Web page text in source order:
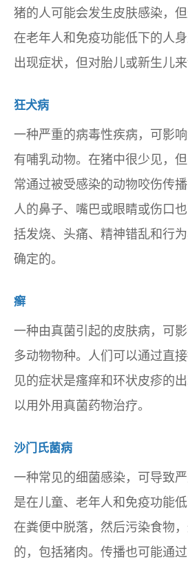
猪的人可能会发生皮肤感染，
在老年人和免疫功能低下的人
出现症状，但对胎儿或新生儿来
狂犬病
一种严重的病毒性疾病，可影
有哺乳动物。在猪中很少见，
常通过被受感染的动物咬伤传
人的鼻子、嘴巴或眼睛或伤口
括发烧、头痛、精神错乱和行
确定的。
癣
一种由真菌引起的皮肤病，可
多动物物种。人们可以通过直
见的症状是瘙痒和环状皮疹的
以用外用真菌药物治疗。
沙门氏菌病
一种常见的细菌感染，可导致
是在儿童、老年人和免疫功能
在粪便中脱落，然后污染食物
的，包括猪肉。传播也可能通